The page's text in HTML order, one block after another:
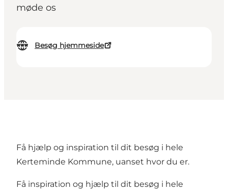
møde os
Besøg hjemmeside
Få hjælp og inspiration til dit besøg i hele
Kerteminde Kommune, uanset hvor du er.
Få inspiration og hjælp til dit besøg i hele